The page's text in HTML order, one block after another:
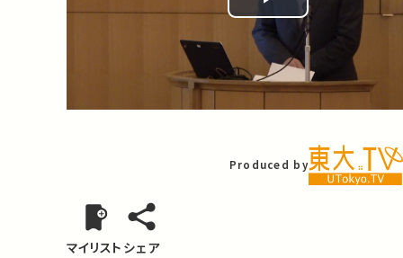
Play
Video
Produced by
マイリスト シェア